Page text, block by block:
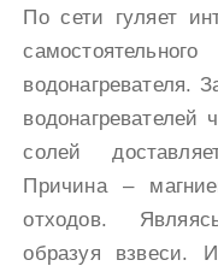
По сети гуляет
водонагревателя.
водонагревателей
солей
Причина –
отходов.
образуя взвеси.